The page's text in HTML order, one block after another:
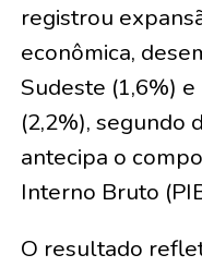
registrou
econômica,
Sudeste (1,6%)
(2,2%), segundo
antecipa o
Interno Bruto
O resultado